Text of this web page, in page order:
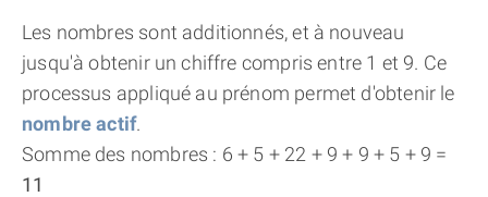
Les nombres sont additionnés, et à nouveau
jusqu'à obtenir un chiffre compris entre 1 et 9. Ce
processus appliqué au prénom permet d'obtenir le
nombre actif.
Somme des nombres : 6 + 5 + 22 + 9 + 9 + 5 + 9 =
11